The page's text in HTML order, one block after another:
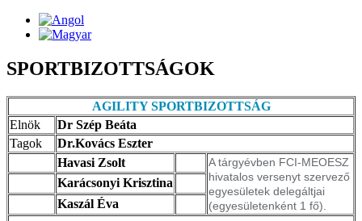
SPORTBIZOTTSÁGOK
AGILITY SPORTBIZOTTSÁG
Elnök
Dr Szép Beáta
Tagok
Dr.Kovács Eszter
Havasi Zsolt
A tárgyévben FCI-MEOESZ
hivatalos versenyt szervező
egyesületek delegáltjai
(egyesületenként 1 fő).
Karácsonyi Krisztina
Kaszál Éva